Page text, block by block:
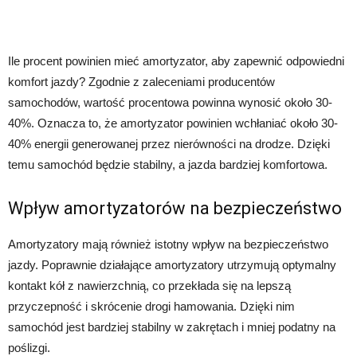
Ile procent powinien mieć amortyzator, aby zapewnić odpowiedni
komfort jazdy? Zgodnie z zaleceniami producentów
samochodów, wartość procentowa powinna wynosić około 30-
40%. Oznacza to, że amortyzator powinien wchłaniać około 30-
40% energii generowanej przez nierówności na drodze. Dzięki
temu samochód będzie stabilny, a jazda bardziej komfortowa.
Wpływ amortyzatorów na bezpieczeństwo
Amortyzatory mają również istotny wpływ na bezpieczeństwo
jazdy. Poprawnie działające amortyzatory utrzymują optymalny
kontakt kół z nawierzchnią, co przekłada się na lepszą
przyczepność i skrócenie drogi hamowania. Dzięki nim
samochód jest bardziej stabilny w zakrętach i mniej podatny na
poślizgi.